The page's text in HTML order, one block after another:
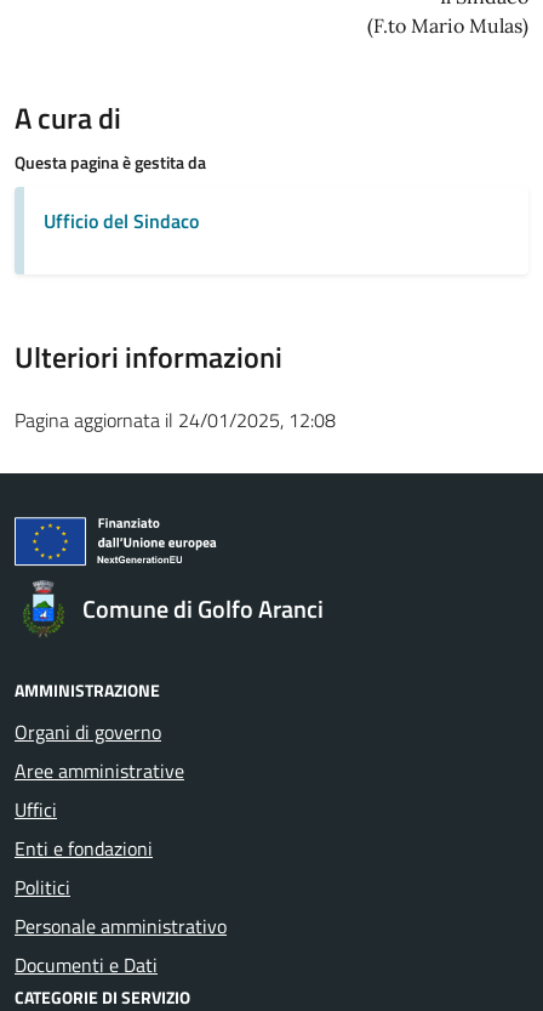
(F.to Mario Mulas)
A cura di
Questa pagina è gestita da
Ufficio del Sindaco
Ulteriori informazioni
Pagina aggiornata il 24/01/2025, 12:08
Comune di Golfo Aranci
AMMINISTRAZIONE
Organi di governo
Aree amministrative
Uffici
Enti e fondazioni
Politici
Personale amministrativo
Documenti e Dati
CATEGORIE DI SERVIZIO